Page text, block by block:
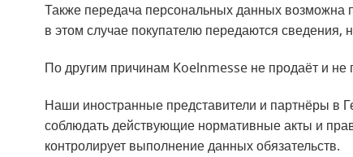
Также передача персональных данных возможна
в этом случае покупателю передаются
По другим причинам Koelnmesse не продаёт и
Наши иностранные представители и партнёры в
соблюдать действующие нормативные акты и
контролирует выполнение данных обязательств.